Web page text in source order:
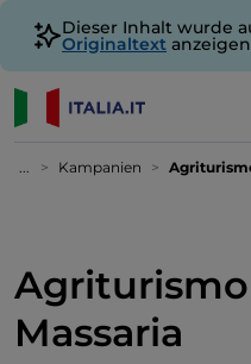
Dieser Inhalt wurde
Originaltext
... Kampanien
Agriturismo
Massaria